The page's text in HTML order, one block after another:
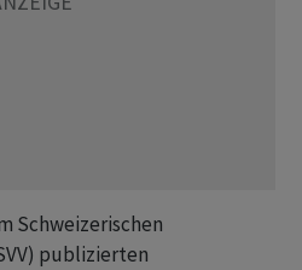
Schweizerischen
publizierten